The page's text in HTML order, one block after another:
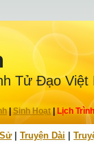
Tử Ðạo Việt
|Sinh Hoạt| Lịch Trình
| Truyện Dài